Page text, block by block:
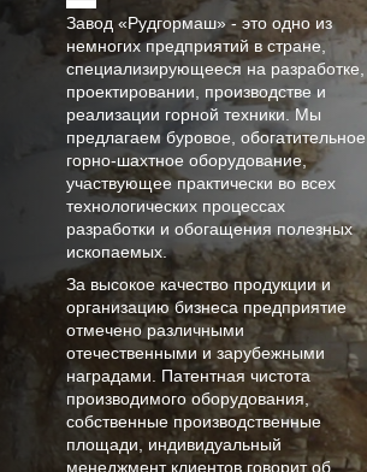
Завод «Рудгормаш» - это одно из
немногих предприятий в стране,
специализирующееся на разработке,
проектировании, производстве и
реализации горной техники. Мы
предлагаем буровое, обогатительное,
горно-шахтное оборудование,
участвующее практически во всех
технологических процессах
разработки и обогащения полезных
ископаемых.
За высокое качество продукции и
организацию бизнеса предприятие
отмечено различными
отечественными и зарубежными
наградами. Патентная чистота
производимого оборудования,
собственные производственные
площади, индивидуальный
менеджмент клиентов говорит об